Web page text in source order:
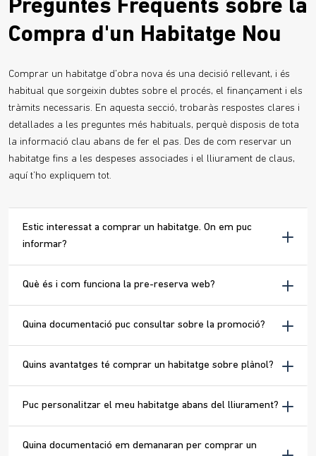
Preguntes Freqüents sobre la
Compra d'un Habitatge Nou
Comprar un habitatge d'obra nova és una decisió rellevant, i és
habitual que sorgeixin dubtes sobre el procés, el finançament i els
tràmits necessaris. En aquesta secció, trobaràs respostes clares i
detallades a les preguntes més habituals, perquè disposis de tota
la informació clau abans de fer el pas. Des de com reservar un
habitatge fins a les despeses associades i el lliurament de claus,
aquí t’ho expliquem tot.
Estic interessat a comprar un habitatge. On em puc
informar?
Què és i com funciona la pre-reserva web?
Quina documentació puc consultar sobre la promoció?
Quins avantatges té comprar un habitatge sobre plànol?
Puc personalitzar el meu habitatge abans del lliurament?
Quina documentació em demanaran per comprar un